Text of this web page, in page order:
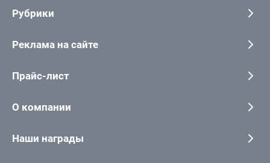
Рубрики
Реклама на сайте
Прайс-лист
О компании
Наши награды